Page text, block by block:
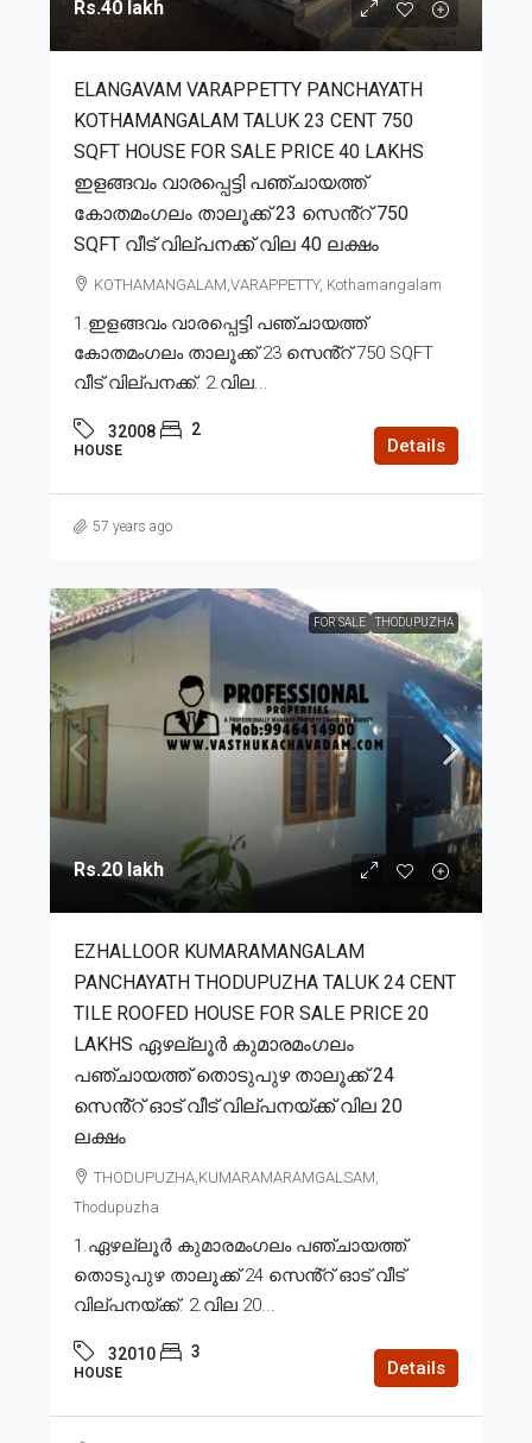
Rs.40 lakh
ELANGAVAM VARAPPETTY PANCHAYATH
KOTHAMANGALAM TALUK 23 CENT 750
SQFT HOUSE FOR SALE PRICE 40 LAKHS
ഇളങ്ങവം വാരപ്പെട്ടി പഞ്ചായത്ത്
കോതമംഗലം താലൂക്ക് 23 സെൻ്റ് 750
SQFT വീട് വില്പനക്ക് വില 40 ലക്ഷം
KOTHAMANGALAM,VARAPPETTY, Kothamangalam
1.ഇളങ്ങവം വാരപ്പെട്ടി പഞ്ചായത്ത്
കോതമംഗലം താലൂക്ക് 23 സെൻ്റ് 750 SQFT
വീട് വില്പനക്ക്. 2.വില...
32008 2
HOUSE Details
57 years ago
FOR SALE THODUPUZHA
Rs.20 lakh
EZHALLOOR KUMARAMANGALAM
PANCHAYATH THODUPUZHA TALUK 24 CENT
TILE ROOFED HOUSE FOR SALE PRICE 20
LAKHS ഏഴല്ലൂർ കുമാരമംഗലം
പഞ്ചായത്ത് തൊടുപുഴ താലൂക്ക് 24
സെൻ്റ് ഓട് വീട് വില്പനയ്ക്ക് വില 20
ലക്ഷം
THODUPUZHA,KUMARAMARAMGALSAM,
Thodupuzha
1.ഏഴല്ലൂർ കുമാരമംഗലം പഞ്ചായത്ത്
തൊടുപുഴ താലൂക്ക് 24 സെൻ്റ് ഓട് വീട്
വില്പനയ്ക്ക്. 2.വില 20...
32010 3
HOUSE Details